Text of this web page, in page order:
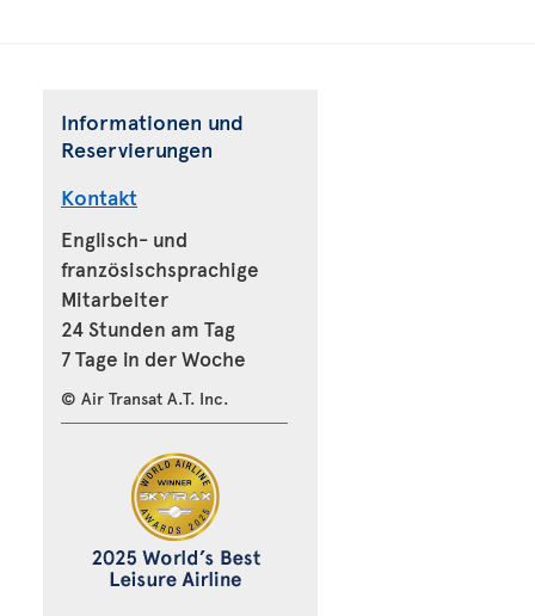
Informationen und
Reservierungen
Kontakt
Englisch- und
französischsprachige
Mitarbeiter
24 Stunden am Tag
7 Tage in der Woche
© Air Transat A.T. Inc.